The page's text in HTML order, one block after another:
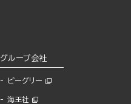
グループ会社
ビーグリー
海王社